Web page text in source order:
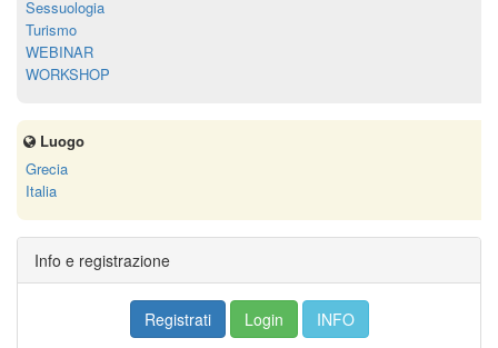
Sessuologia
Turismo
WEBINAR
WORKSHOP
Luogo
Grecia
Italia
Info e registrazione
Registrati Login INFO